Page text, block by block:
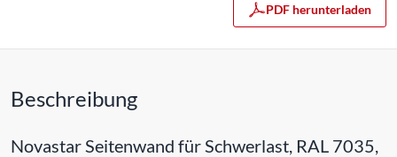
PDF herunterladen
Beschreibung
Novastar Seitenwand für Schwerlast, RAL 7035,